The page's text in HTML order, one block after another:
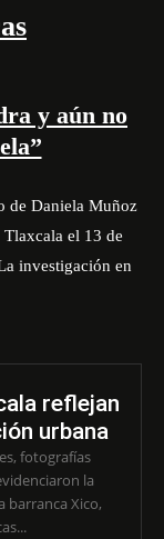
y aún no
de Daniela Muñoz
el 13 de
investigación en
reflejan
urbana
fotografías
la
barranca Xico,